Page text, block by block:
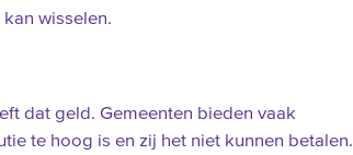
wisselen.
dat geld. Gemeenten bieden vaak
te hoog is en zij het niet kunnen betalen.